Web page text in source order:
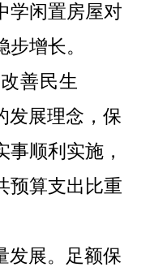
学闲置房屋对
增长。
善民生
发展理念，保
顺利实施，
预算支出比重
发展。足额保